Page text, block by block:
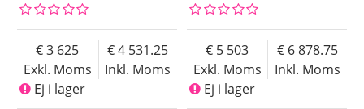
Exkl. Moms
3 625
Inkl. Moms
4 531.25
Ej i lager
Exkl. Moms
5 503
Inkl. Moms
6 878.75
Ej i lager